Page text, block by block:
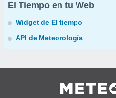
El Tiempo en tu Web
Widget de El tiempo
API de Meteorología